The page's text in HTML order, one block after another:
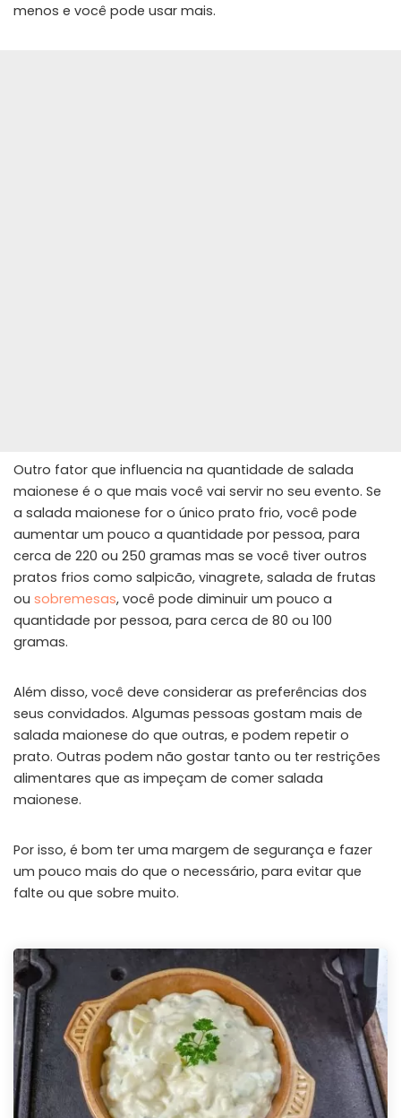
menos e você pode usar mais.
Outro fator que influencia na quantidade de salada
maionese é o que mais você vai servir no seu evento. Se
a salada maionese for o único prato frio, você pode
aumentar um pouco a quantidade por pessoa, para
cerca de 220 ou 250 gramas mas se você tiver outros
pratos frios como salpicão, vinagrete, salada de frutas
ou sobremesas, você pode diminuir um pouco a
quantidade por pessoa, para cerca de 80 ou 100
gramas.
Além disso, você deve considerar as preferências dos
seus convidados. Algumas pessoas gostam mais de
salada maionese do que outras, e podem repetir o
prato. Outras podem não gostar tanto ou ter restrições
alimentares que as impeçam de comer salada
maionese.
Por isso, é bom ter uma margem de segurança e fazer
um pouco mais do que o necessário, para evitar que
falte ou que sobre muito.